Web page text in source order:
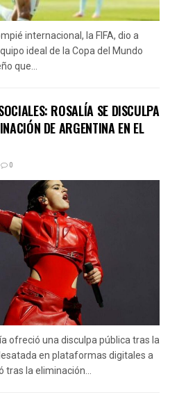
internacional, la FIFA, dio a
ideal de la Copa del Mundo
que...
ROSALÍA SE DISCULPA
DE ARGENTINA EN EL
0
ofreció una disculpa pública tras la
en plataformas digitales a
la eliminación...